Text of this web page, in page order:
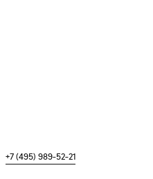
+7 (495) 989-52-21